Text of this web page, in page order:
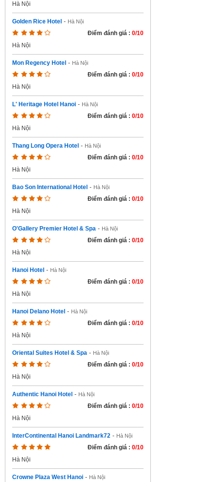
Hà Nội
Golden Rice Hotel - Hà Nội
Điểm đánh giá : 0/10
Hà Nội
Mon Regency Hotel - Hà Nội
Điểm đánh giá : 0/10
Hà Nội
L' Heritage Hotel Hanoi - Hà Nội
Điểm đánh giá : 0/10
Hà Nội
Thang Long Opera Hotel - Hà Nội
Điểm đánh giá : 0/10
Hà Nội
Bao Son International Hotel - Hà Nội
Điểm đánh giá : 0/10
Hà Nội
O'Gallery Premier Hotel & Spa - Hà Nội
Điểm đánh giá : 0/10
Hà Nội
Hanoi Hotel - Hà Nội
Điểm đánh giá : 0/10
Hà Nội
Hanoi Delano Hotel - Hà Nội
Điểm đánh giá : 0/10
Hà Nội
Oriental Suites Hotel & Spa - Hà Nội
Điểm đánh giá : 0/10
Hà Nội
Authentic Hanoi Hotel - Hà Nội
Điểm đánh giá : 0/10
Hà Nội
InterContinental Hanoi Landmark72 - Hà Nội
Điểm đánh giá : 0/10
Hà Nội
Crowne Plaza West Hanoi - Hà Nội